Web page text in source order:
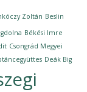
Zoltán Beslin
Békési Imre
Csongrád Megyei
Deák Big